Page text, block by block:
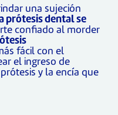
una sujeción
prótesis dental se
confiado al morder
fácil con el
el ingreso de
y la encía que